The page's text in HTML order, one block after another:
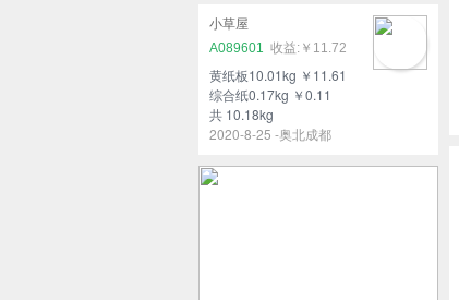
小草屋
A089601
￥11.72
黄纸板10.01kg ￥11.61
综合纸0.17kg ￥0.11
共 10.18kg
2020-8-25 -奥北成都